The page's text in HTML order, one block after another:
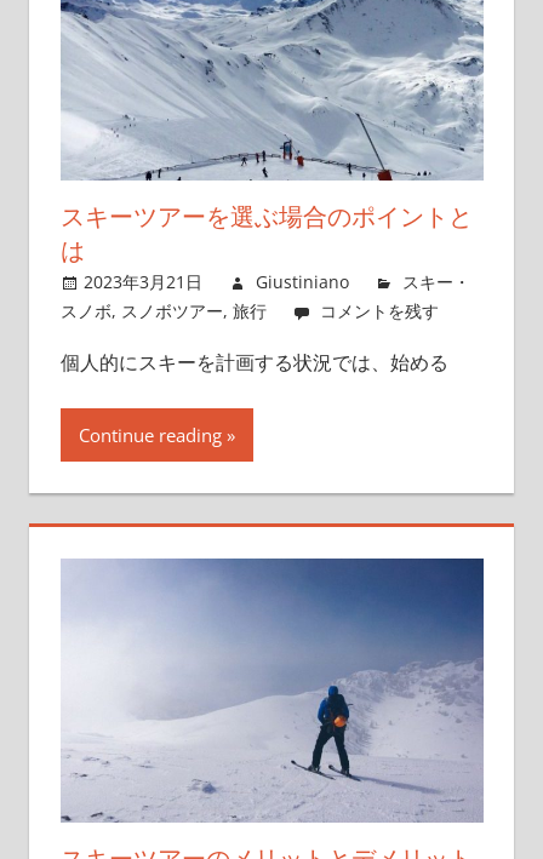
スキーツアーを選ぶ場合のポイントと
は
2023年3月21日 Giustiniano
スキー・
スノボ, スノボツアー, 旅行 コメントを残す
個人的にスキーを計画する状況では、始める
Continue reading